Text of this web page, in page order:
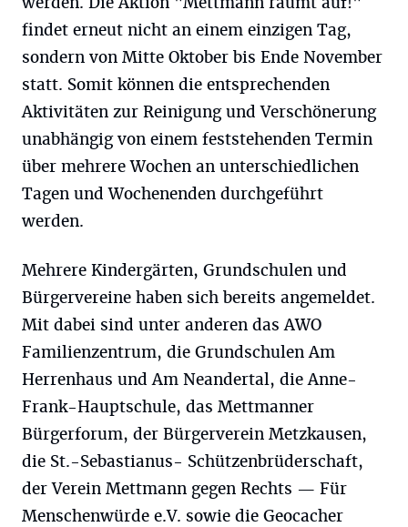
findet erneut nicht an einem einzigen Tag,
sondern von Mitte Oktober bis Ende November
statt. Somit können die entsprechenden
Aktivitäten zur Reinigung und Verschönerung
unabhängig von einem feststehenden Termin
über mehrere Wochen an unterschiedlichen
Tagen und Wochenenden durchgeführt
werden.
Mehrere Kindergärten, Grundschulen und
Bürgervereine haben sich bereits angemeldet.
Mit dabei sind unter anderen das AWO
Familienzentrum, die Grundschulen Am
Herrenhaus und Am Neandertal, die Anne-
Frank-Hauptschule, das Mettmanner
Bürgerforum, der Bürgerverein Metzkausen,
die St.-Sebastianus- Schützenbrüderschaft,
der Verein Mettmann gegen Rechts — Für
Menschenwürde e.V. sowie die Geocacher